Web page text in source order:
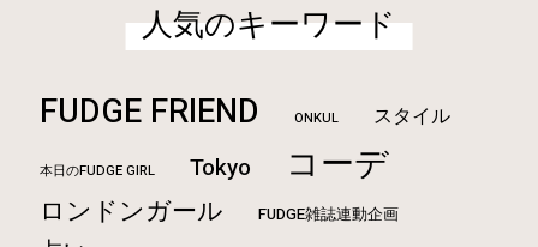
人気のキーワード
FUDGE FRIEND ONKUL スタイル
本日のFUDGE GIRL Tokyo コーデ
ロンドンガール FUDGE雑誌連動企画